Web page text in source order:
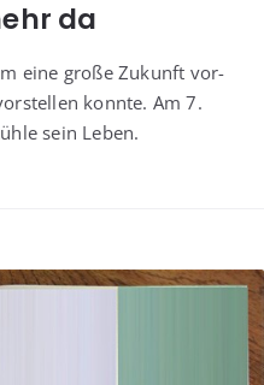
da
eine gro­ße Zukunft vor­
konn­te. Am 7.
sein Leben.